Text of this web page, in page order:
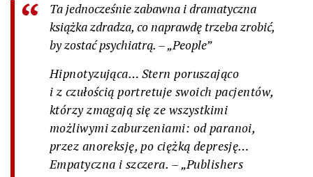
Ta jednocześnie zabawna i dramatyczna
książka zdradza, co naprawdę trzeba zrobić,
by zostać psychiatrą. – „People”
Hipnotyzująca… Stern poruszająco
i z czułością portretuje swoich pacjentów,
którzy zmagają się ze wszystkimi
możliwymi zaburzeniami: od paranoi,
przez anoreksję, po ciężką depresję…
Empatyczna i szczera. – „Publishers